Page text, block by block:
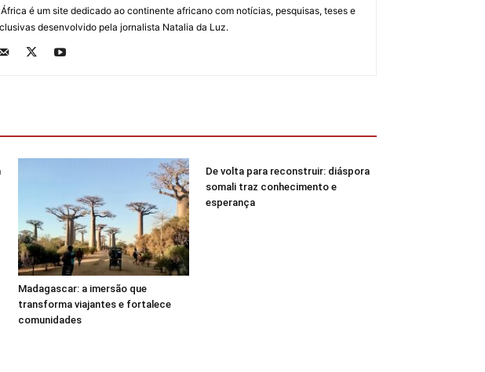
é um site dedicado ao continente africano com notícias, pesquisas, teses e
desenvolvido pela jornalista Natalia da Luz.
Madagascar: a imersão que
transforma viajantes e fortalece
comunidades
De volta para reconstruir: diáspora
somali traz conhecimento e
esperança